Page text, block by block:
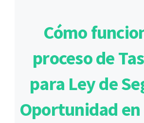
Cómo
proceso de
para Ley de
Oportunidad